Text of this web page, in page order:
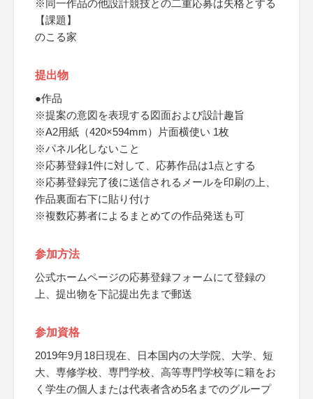
※同一作品の他設計競技との二重応募は失格とする
【課題】
のこる家
提出物
●作品
※提案の意図を表現する図面および設計趣旨
※A2用紙（420×594mm）片面横使い 1枚
※パネル化しないこと
※応募登録1件に対して、応募作品は1点とする
※応募登録完了後に送信されるメールを印刷の上、
作品裏面右下に貼り付け
※複数応募者によるまとめての作品発送も可
参加方法
公式ホームページの応募登録フォームにて登録の
上、提出物を下記提出先まで郵送
参加資格
2019年9月18日現在、日本国内の大学院、大学、短
大、専修学校、専門学校、高等専門学校等に籍をお
く学生の個人または代表者含め5名までのグループ